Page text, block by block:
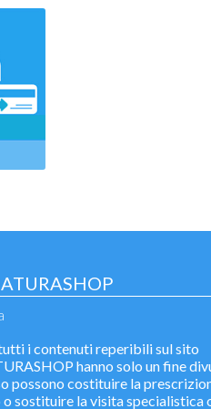
i contenuti reperibili sul sito
hanno solo un fine
possono costituire la
sostituire la visita specialistica